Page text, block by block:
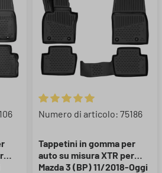
5 stelleValutazione media di 5 su 5
Numero di articolo: 75186
Tappetini in gomma per
auto su misura XTR per
Mazda 3 (BP) 11/2018-Oggi